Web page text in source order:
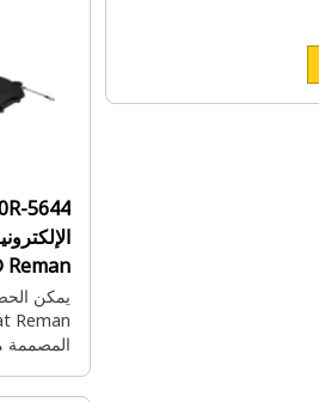
10R-5644:
Reman
يمكن
وكلها